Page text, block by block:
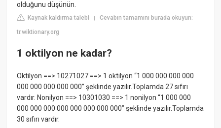
olduğunu düşünün.
Kaynak kaldırma talebi |Cevabın tamamını burada okuyun:
tr.wiktionary.org
1 oktilyon ne kadar?
Oktilyon ==> 10271027 ==> 1 oktilyon “1 000 000 000 000
000 000 000 000 000” şeklinde yazılır.Toplamda 27 sıfırı
vardır. Nonilyon ==> 10301030 ==> 1 nonilyon “1 000 000
000 000 000 000 000 000 000 000” şeklinde yazılır.Toplamda
30 sıfırı vardır.